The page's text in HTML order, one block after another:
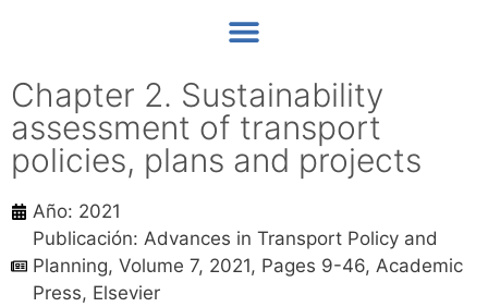
Chapter 2. Sustainability
assessment of transport
policies, plans and projects
Año: 2021
Publicación: Advances in Transport Policy and
Planning, Volume 7, 2021, Pages 9-46, Academic
Press, Elsevier